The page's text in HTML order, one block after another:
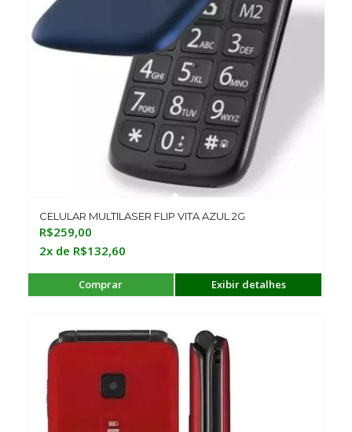
CELULAR MULTILASER FLIP VITA AZUL 2G
R$259,00
2x de R$132,60
Comprar Exibir detalhes